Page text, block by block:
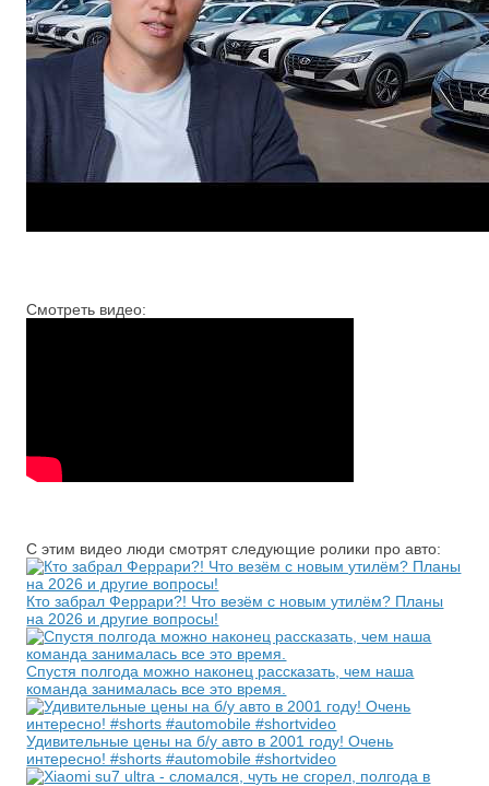
Смотреть видео:
С этим видео люди смотрят следующие ролики про авто:
Кто забрал Феррари?! Что везём с новым утилём? Планы
на 2026 и другие вопросы!
Спустя полгода можно наконец рассказать, чем наша
команда занималась все это время.
Удивительные цены на б/у авто в 2001 году! Очень
интересно! #shorts #automobile #shortvideo